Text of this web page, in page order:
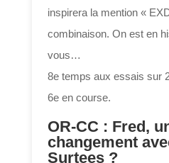
inspirera la mention «
combinaison. On est en
vous…
8e temps aux essais sur
6e en course.
OR-CC : Fred,
changement
Surtees ?